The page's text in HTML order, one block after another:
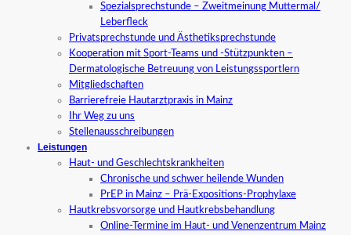
Spezialsprechstunde – Zweitmeinung Muttermal/
Leberfleck
Privatsprechstunde und Ästhetiksprechstunde
Kooperation mit Sport-Teams und -Stützpunkten –
Dermatologische Betreuung von Leistungssportlern
Mitgliedschaften
Barrierefreie Hautarztpraxis in Mainz
Ihr Weg zu uns
Stellenausschreibungen
Leistungen
Haut- und Geschlechtskrankheiten
Chronische und schwer heilende Wunden
PrEP in Mainz – Prä-Expositions-Prophylaxe
Hautkrebsvorsorge und Hautkrebsbehandlung
Online-Termine im Haut- und Venenzentrum Mainz